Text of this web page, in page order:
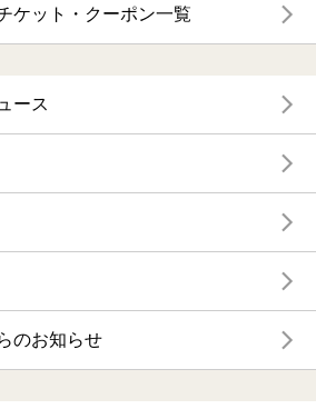
ケット・クーポン一覧
ース
のお知らせ